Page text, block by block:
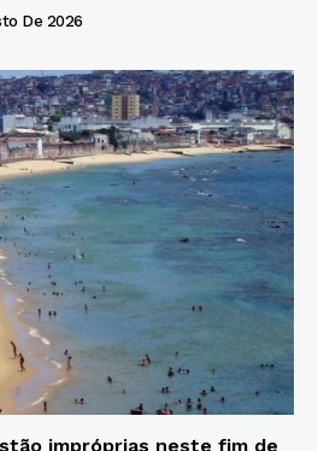
De 2026
impróprias neste fim de